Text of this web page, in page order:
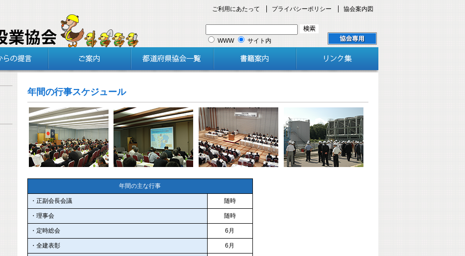
ご利用にあたって プライバシーポリシー 協会案内図
WWW サイト内
年間の行事スケジュール
年間の主な行事
・正副会長会議 随時
・理事会 随時
・定時総会 6月
・全建表彰 6月